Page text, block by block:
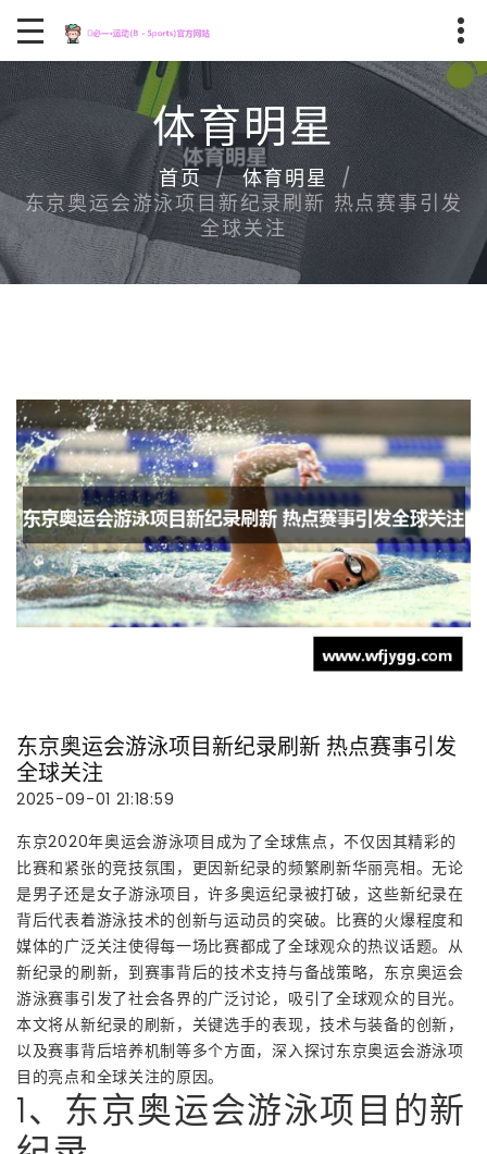
体育明星
首页
体育明星
东京奥运会游泳项目新纪录刷新 热点赛事引发
全球关注
东京奥运会游泳项目新纪录刷新 热点赛事引发
全球关注
2025-09-01 21:18:59
东京2020年奥运会游泳项目成为了全球焦点，不仅因其精彩的
比赛和紧张的竞技氛围，更因新纪录的频繁刷新华丽亮相。无论
是男子还是女子游泳项目，许多奥运纪录被打破，这些新纪录在
背后代表着游泳技术的创新与运动员的突破。比赛的火爆程度和
媒体的广泛关注使得每一场比赛都成了全球观众的热议话题。从
新纪录的刷新，到赛事背后的技术支持与备战策略，东京奥运会
游泳赛事引发了社会各界的广泛讨论，吸引了全球观众的目光。
本文将从新纪录的刷新，关键选手的表现，技术与装备的创新，
以及赛事背后培养机制等多个方面，深入探讨东京奥运会游泳项
目的亮点和全球关注的原因。
1、东京奥运会游泳项目的新